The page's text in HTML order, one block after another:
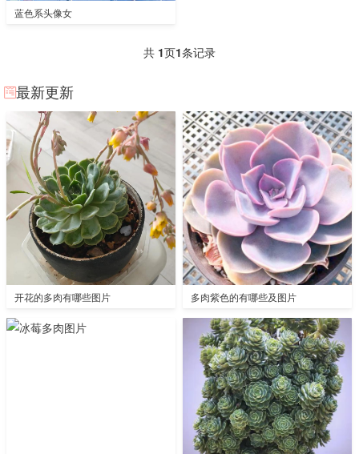
蓝色系头像女
共 1页1条记录
最新更新
开花的多肉有哪些图片 多肉紫色的有哪些及图片